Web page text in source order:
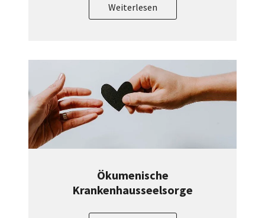
Weiterlesen
Ökumenische
Krankenhausseelsorge